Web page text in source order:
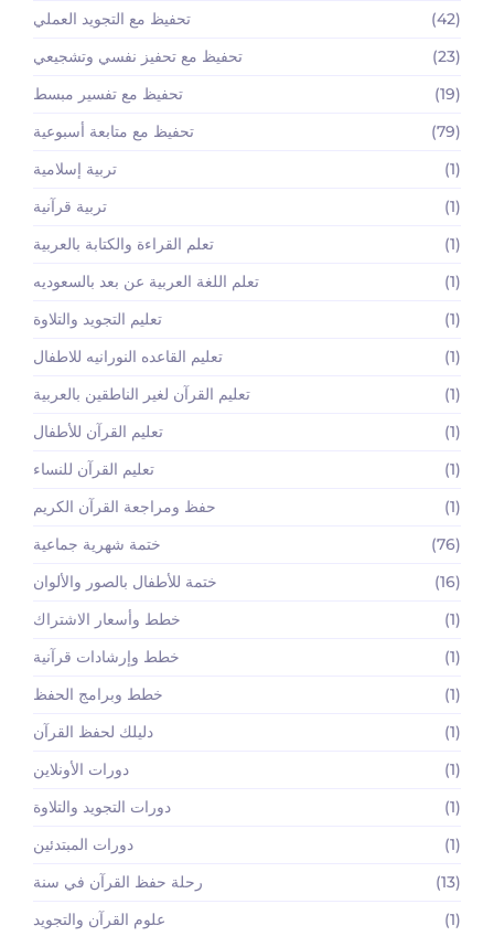
تحفيظ مع التجويد العملي
(42)
تحفيظ مع تحفيز نفسي وتشجيعي
(23)
تحفيظ مع تفسير مبسط
(19)
تحفيظ مع متابعة أسبوعية
(79)
تربية إسلامية
(1)
تربية قرآنية
(1)
تعلم القراءة والكتابة بالعربية
(1)
تعلم اللغة العربية عن بعد بالسعوديه
(1)
تعليم التجويد والتلاوة
(1)
تعليم القاعده النورانيه للاطفال
(1)
تعليم القرآن لغير الناطقين بالعربية
(1)
تعليم القرآن للأطفال
(1)
تعليم القرآن للنساء
(1)
حفظ ومراجعة القرآن الكريم
(1)
ختمة شهرية جماعية
(76)
ختمة للأطفال بالصور والألوان
(16)
خطط وأسعار الاشتراك
(1)
خطط وإرشادات قرآنية
(1)
خطط وبرامج الحفظ
(1)
دليلك لحفظ القرآن
(1)
دورات الأونلاين
(1)
دورات التجويد والتلاوة
(1)
دورات المبتدئين
(1)
رحلة حفظ القرآن في سنة
(13)
علوم القرآن والتجويد
(1)